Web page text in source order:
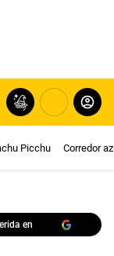
Picchu Corredor
en